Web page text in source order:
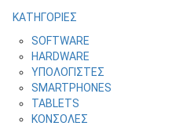
ΚΑΤΗΓΟΡΙΕΣ
SOFTWARE
HARDWARE
ΥΠΟΛΟΓΙΣΤΕΣ
SMARTPHONES
TABLETS
ΚΟΝΣΟΛΕΣ